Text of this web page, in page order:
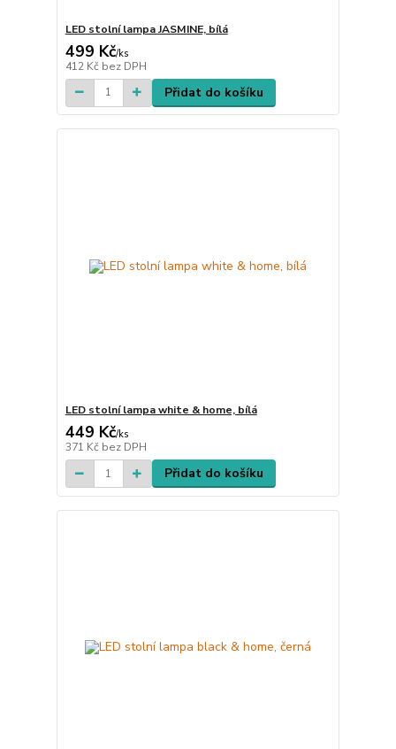
LED stolní lampa JASMINE, bílá
499 Kč/ks
412 Kč bez DPH
Přidat do košíku
LED stolní lampa white & home, bílá
449 Kč/ks
371 Kč bez DPH
Přidat do košíku